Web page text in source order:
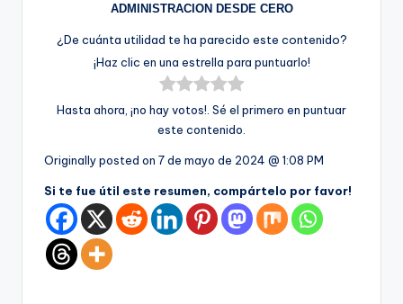
ADMINISTRACION DESDE CERO
¿De cuánta utilidad te ha parecido este contenido?
¡Haz clic en una estrella para puntuarlo!
Hasta ahora, ¡no hay votos!. Sé el primero en puntuar
este contenido.
Originally posted on 7 de mayo de 2024 @ 1:08 PM
Si te fue útil este resumen, compártelo por favor!